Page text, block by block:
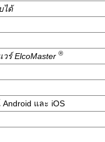
ได้
วร์ElcoMaster ®
และ iOS